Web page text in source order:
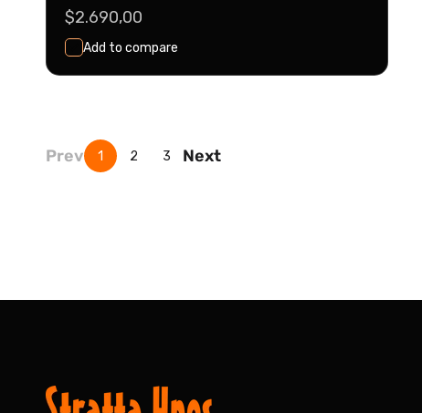
Precio
habitual
$2.690,00
Add to compare
Agregar Al Carrito
Prev 1 2 3 Next